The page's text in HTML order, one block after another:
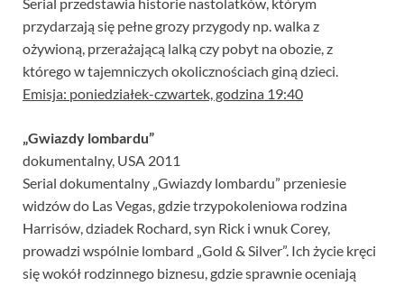
Serial przedstawia historie nastolatków, którym
przydarzają się pełne grozy przygody np. walka z
ożywioną, przerażającą lalką czy pobyt na obozie, z
którego w tajemniczych okolicznościach giną dzieci.
Emisja: poniedziałek-czwartek, godzina 19:40
„Gwiazdy lombardu”
dokumentalny, USA 2011
Serial dokumentalny „Gwiazdy lombardu” przeniesie
widzów do Las Vegas, gdzie trzypokoleniowa rodzina
Harrisów, dziadek Rochard, syn Rick i wnuk Corey,
prowadzi wspólnie lombard „Gold & Silver”. Ich życie kręci
się wokół rodzinnego biznesu, gdzie sprawnie oceniają